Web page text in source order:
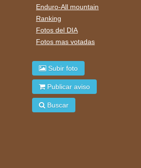
Enduro-All mountain
Ranking
Fotos del DIA
Fotos mas votadas
Subir foto
Publicar aviso
Buscar